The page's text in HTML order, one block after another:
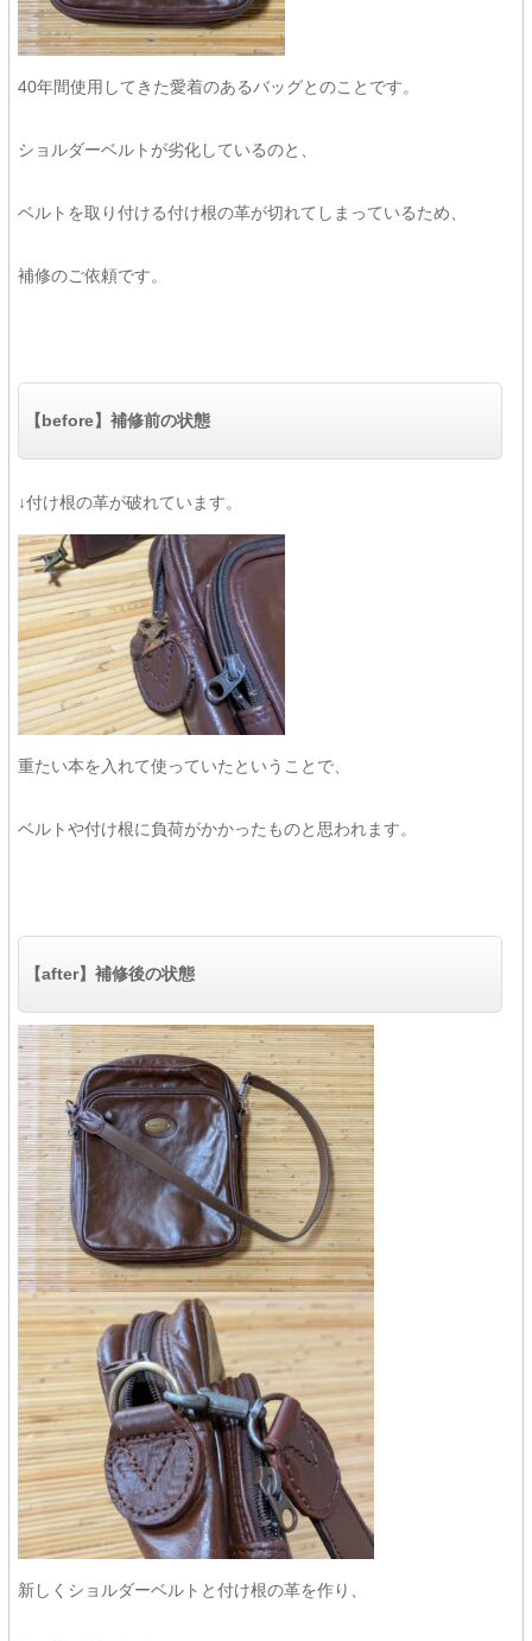
40年間使用してきた愛着のあるバッグとのことです。
ショルダーベルトが劣化しているのと、
ベルトを取り付ける付け根の革が切れてしまっているため、
補修のご依頼です。
【before】補修前の状態
↓付け根の革が破れています。
重たい本を入れて使っていたということで、
ベルトや付け根に負荷がかかったものと思われます。
【after】補修後の状態
新しくショルダーベルトと付け根の革を作り、